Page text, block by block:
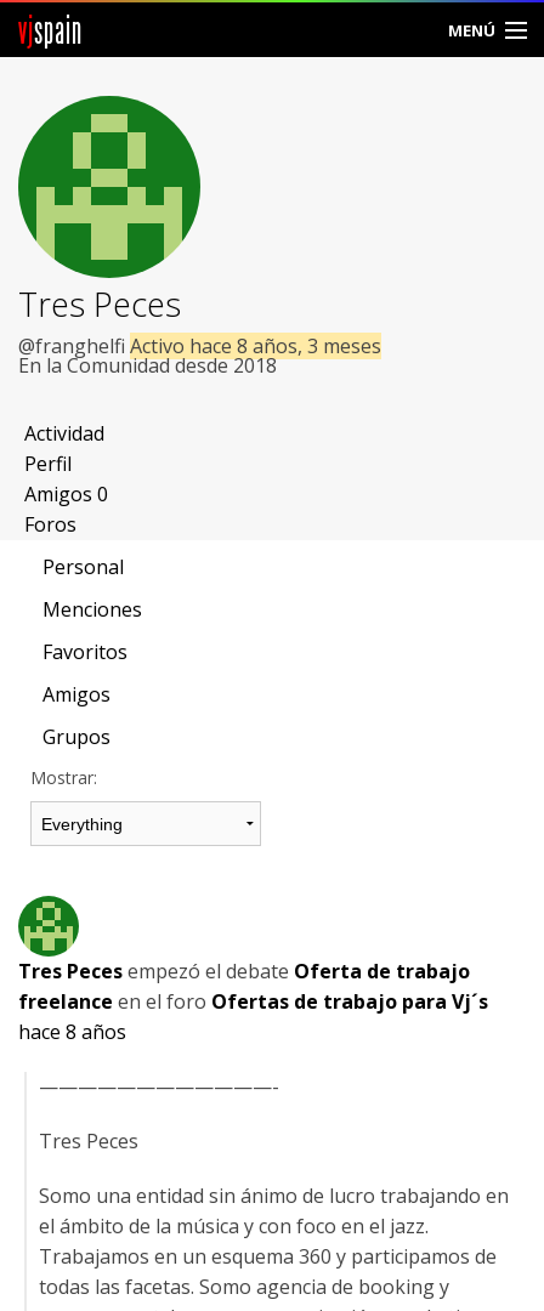
vjspain MENÚ
Foros
Noticias
Vjspain
Ayuda
Contacto
Entrar
Crear Cuenta
Tres Peces
@franghelfi Activo hace 8 años, 3 meses
En la Comunidad desde 2018
Actividad
Perfil
Amigos 0
Foros
Personal
Menciones
Favoritos
Amigos
Grupos
Mostrar:
Tres Pecesempezó el debate Oferta de trabajo
freelance en el foro Ofertas de trabajo para Vj´s
hace 8 años
————————————-
Tres Peces
Somo una entidad sin ánimo de lucro trabajando en
el ámbito de la música y con foco en el jazz.
Trabajamos en un esquema 360 y participamos de
todas las facetas. Somo agencia de booking y